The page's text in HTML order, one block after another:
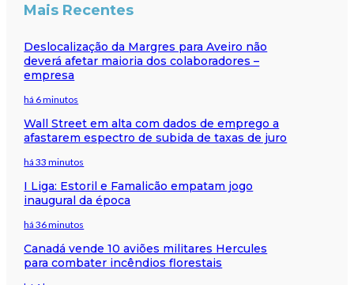
Mais Recentes
Deslocalização da Margres para Aveiro não
deverá afetar maioria dos colaboradores –
empresa
há 6 minutos
Wall Street em alta com dados de emprego a
afastarem espectro de subida de taxas de juro
há 33 minutos
I Liga: Estoril e Famalicão empatam jogo
inaugural da época
há 36 minutos
Canadá vende 10 aviões militares Hercules
para combater incêndios florestais